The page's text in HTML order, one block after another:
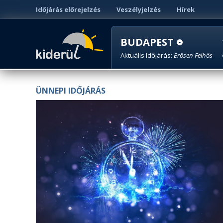
Időjárás előrejelzés Veszélyjelzés Hírek
BUDAPEST
Aktuális Időjárás: Erősen Felhős
ÜNNEPI IDŐJÁRÁS